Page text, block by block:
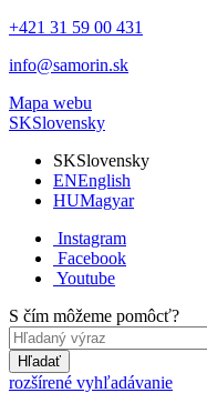
+421 31 59 00 431
info@samorin.sk
Mapa webu
SKSlovensky
SKSlovensky
ENEnglish
HUMagyar
Instagram
Facebook
Youtube
S čím môžeme pomôcť?
Hľadať
rozšírené vyhľadávanie